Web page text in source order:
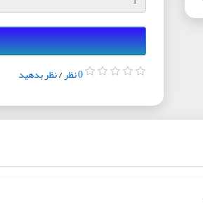
0 نظر /نظر بدهید